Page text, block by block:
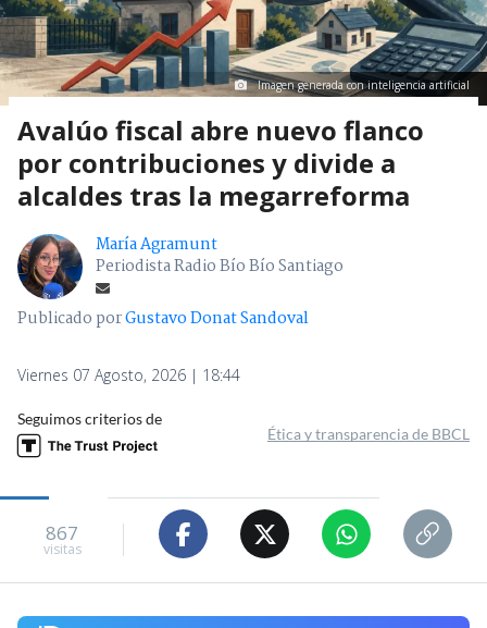
Imagen generada con inteligencia artificial
Avalúo fiscal abre nuevo flanco
por contribuciones y divide a
alcaldes tras la megarreforma
María Agramunt
Periodista Radio Bío Bío Santiago
Publicado porGustavo Donat Sandoval
Viernes 07 Agosto, 2026 | 18:44
Seguimos criterios de
Ética y transparencia de BBCL
867
visitas